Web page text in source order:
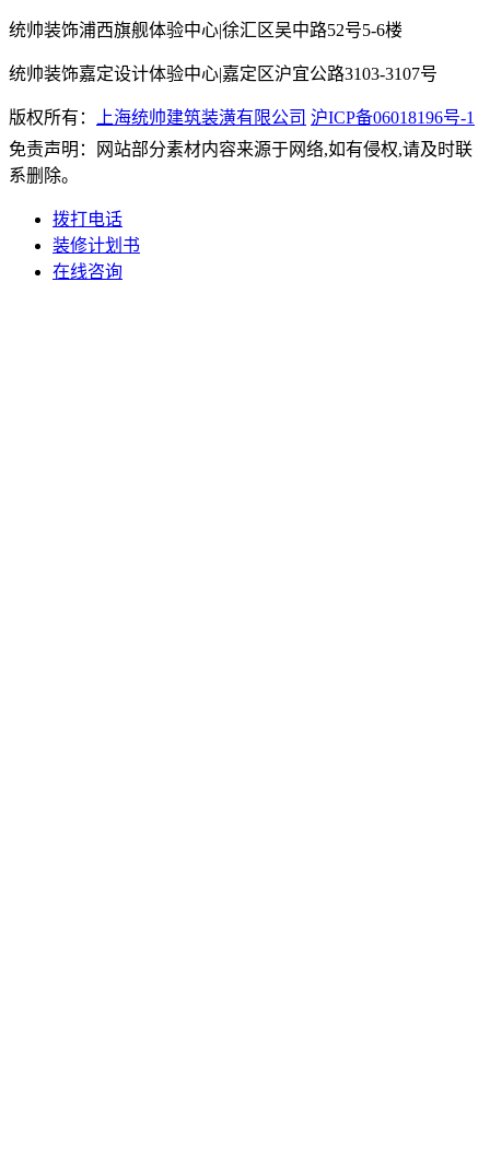
统帅装饰浦西旗舰体验中心|徐汇区吴中路52号5-6楼
统帅装饰嘉定设计体验中心|嘉定区沪宜公路3103-3107号
版权所有： 上海统帅建筑装潢有限公司 沪ICP备06018196号-1
免责声明：网站部分素材内容来源于网络,如有侵权,请及时联
系删除。
拨打电话
装修计划书
在线咨询